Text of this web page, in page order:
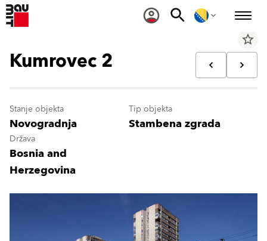
star_border
Kumrovec 2
Stanje objekta
Novogradnja
Tip objekta
Stambena zgrada
Država
Bosnia and
Herzegovina